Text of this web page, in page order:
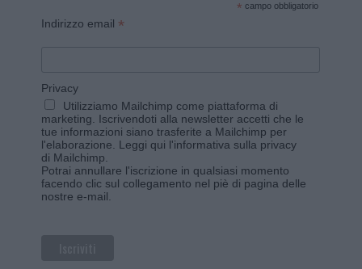
* campo obbligatorio
Indirizzo email *
Privacy
Utilizziamo Mailchimp come piattaforma di
marketing. Iscrivendoti alla newsletter accetti che le
tue informazioni siano trasferite a Mailchimp per
l'elaborazione. Leggi qui l'informativa sulla privacy
di Mailchimp
Potrai annullare l'iscrizione in qualsiasi momento
facendo clic sul collegamento nel piè di pagina delle
nostre e-mail.